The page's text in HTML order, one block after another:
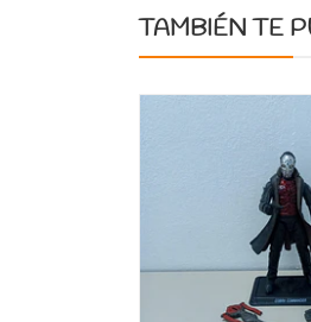
TAMBIÉN TE